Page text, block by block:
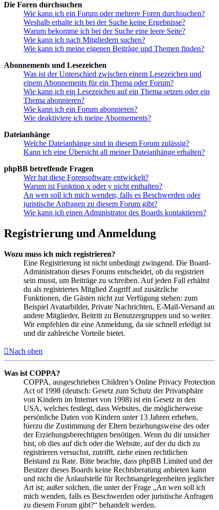
Die Foren durchsuchen
Wie kann ich ein Forum oder mehrere Foren durchsuchen?
Weshalb erhalte ich bei der Suche keine Ergebnisse?
Warum bekomme ich bei der Suche eine leere Seite?
Wie kann ich nach Mitgliedern suchen?
Wie kann ich meine eigenen Beiträge und Themen finden?
Abonnements und Lesezeichen
Was ist der Unterschied zwischen einem Lesezeichen und
einem Abonnements für ein Thema oder Forum?
Wie kann ich ein Lesezeichen auf ein Thema setzen oder ein
Thema abonnieren?
Wie kann ich ein Forum abonnieren?
Wie deaktiviere ich meine Abonnements?
Dateianhänge
Welche Dateianhänge sind in diesem Forum zulässig?
Kann ich eine Übersicht all meiner Dateianhänge erhalten?
phpBB betreffende Fragen
Wer hat diese Forensoftware entwickelt?
Warum ist Funktion x oder y nicht enthalten?
An wen soll ich mich wenden, falls es Beschwerden oder
juristische Anfragen zu diesem Forum gibt?
Wie kann ich einen Administrator des Boards kontaktieren?
Registrierung und Anmeldung
Wozu muss ich mich registrieren?
Eine Registrierung ist nicht unbedingt zwingend. Die Board-
Administration dieses Forums entscheidet, ob du registriert
sein musst, um Beiträge zu schreiben. Auf jeden Fall erhältst
du als registriertes Mitglied Zugriff auf zusätzliche
Funktionen, die Gästen nicht zur Verfügung stehen: zum
Beispiel Avatarbilder, Private Nachrichten, E-Mail-Versand an
andere Mitglieder, Beitritt zu Benutzergruppen und so weiter.
Wir empfehlen dir eine Anmeldung, da sie schnell erledigt ist
und dir zahlreiche Vorteile bietet.
Nach oben
Was ist COPPA?
COPPA, ausgeschrieben Children’s Online Privacy Protection
Act of 1998 (deutsch: Gesetz zum Schutz der Privatsphäre
von Kindern im Internet von 1998) ist ein Gesetz in den
USA, welches festlegt, dass Websites, die möglicherweise
persönliche Daten von Kindern unter 13 Jahren erheben,
hierzu die Zustimmung der Eltern beziehungsweise des oder
der Erziehungsberechtigten benötigen. Wenn du dir unsicher
bist, ob dies auf dich oder die Website, auf der du dich zu
registrieren versuchst, zutrifft, ziehe einen rechtlichen
Beistand zu Rate. Bitte beachte, dass phpBB Limited und der
Besitzer dieses Boards keine Rechtsberatung anbieten kann
und nicht die Anlaufstelle für Rechtsangelegenheiten jeglicher
Art ist; außer solchen, die unter der Frage „An wen soll ich
mich wenden, falls es Beschwerden oder juristische Anfragen
zu diesem Forum gibt?“ behandelt werden.